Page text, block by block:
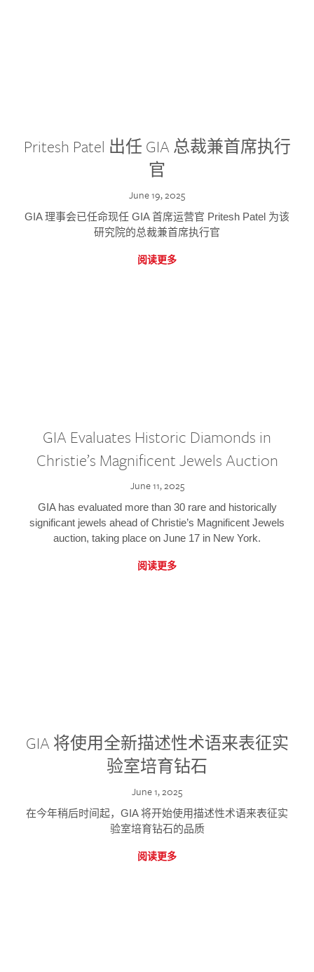
Pritesh Patel 出任 GIA 总裁兼首席执行
官
June 19, 2025
GIA 理事会已任命现任 GIA 首席运营官 Pritesh Patel 为该
研究院的总裁兼首席执行官
阅读更多
GIA Evaluates Historic Diamonds in
Christie’s Magnificent Jewels Auction
June 11, 2025
GIA has evaluated more than 30 rare and historically
significant jewels ahead of Christie’s Magnificent Jewels
auction, taking place on June 17 in New York.
阅读更多
GIA 将使用全新描述性术语来表征实
验室培育钻石
June 1, 2025
在今年稍后时间起，GIA 将开始使用描述性术语来表征实
验室培育钻石的品质
阅读更多